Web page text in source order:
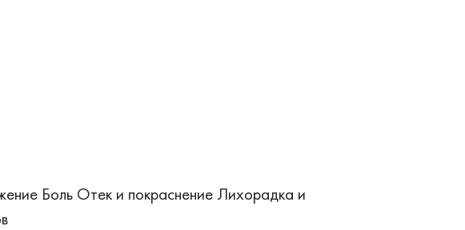
Боль Отек и покраснение Лихорадка и